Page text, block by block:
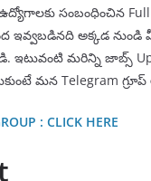
ఉద్యోగాలకు సంబంధించిన
ఇవ్వబడినది అక్కడ నుండి
ఇటువంటి మరిన్ని జాబ్స్
మన Telegram
: CLICK HERE